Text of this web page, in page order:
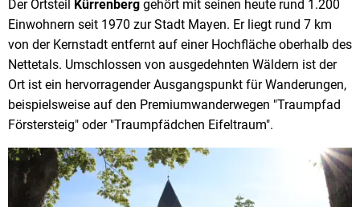
Der Ortsteil Kürrenberg gehört mit seinen heute rund 1.200
Einwohnern seit 1970 zur Stadt Mayen. Er liegt rund 7 km
von der Kernstadt entfernt auf einer Hochfläche oberhalb des
Nettetals. Umschlossen von ausgedehnten Wäldern ist der
Ort ist ein hervorragender Ausgangspunkt für Wanderungen,
beispielsweise auf den Premiumwanderwegen "Traumpfad
Förstersteig" oder "Traumpfädchen Eifeltraum".